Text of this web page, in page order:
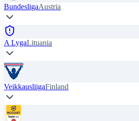
BundesligaAustria
A LygaLituania
VeikkausliigaFinland